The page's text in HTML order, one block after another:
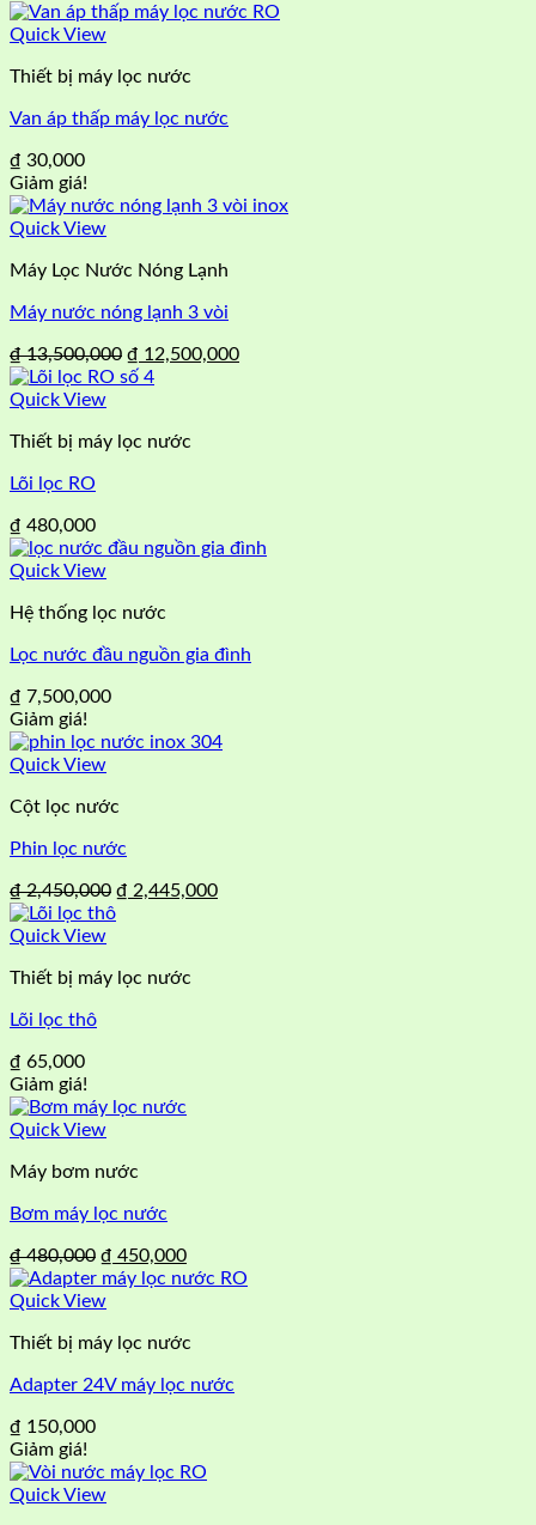
Quick View
Thiết bị máy lọc nước
Van áp thấp máy lọc nước
₫ 30,000
Giảm giá!
Quick View
Máy Lọc Nước Nóng Lạnh
Máy nước nóng lạnh 3 vòi
₫13,500,000 Giá
gốc
₫ 12,500,000Giá
Quick View
Thiết bị máy lọc nước
Lõi lọc RO
₫ 480,000
Quick View
Hệ thống lọc nước
Lọc nước đầu nguồn gia đình
₫ 7,500,000
Giảm giá!
Quick View
Cột lọc nước
Phin lọc nước
₫2,450,000 Giá
gốc
₫ 2,445,000Giá
Quick View
Thiết bị máy lọc nước
Lõi lọc thô
₫ 65,000
Giảm giá!
Quick View
Máy bơm nước
Bơm máy lọc nước
₫480,000 Giá
gốc
là:
₫ 450,000Giá
hiện
₫ 450,000.
Quick View
Thiết bị máy lọc nước
Adapter 24V máy lọc nước
₫ 150,000
Giảm giá!
Quick View